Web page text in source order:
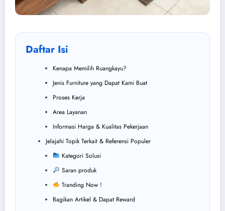
Daftar Isi
Kenapa Memilih Ruangkayu?
Jenis Furniture yang Dapat Kami Buat
Proses Kerja
Area Layanan
Informasi Harga & Kualitas Pekerjaan
Jelajahi Topik Terkait & Referensi Populer
Kategori Solusi
Saran produk
Tranding Now !
Bagikan Artikel & Dapat Reward